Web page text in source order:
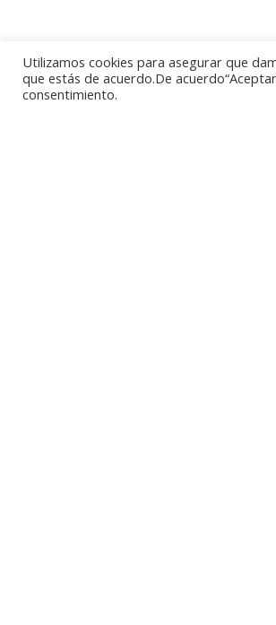
Utilizamos cookies para asegurar que
que estás de acuerdo.De
consentimiento.